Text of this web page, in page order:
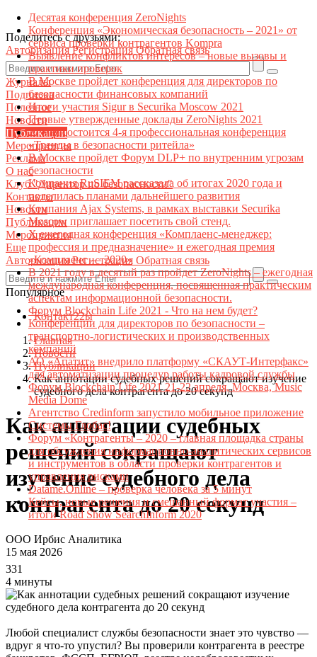
Поделитесь с друзьями:
АвторизацияРегистрацияОбратная связь
Журналы
Подписка
Полезное
Новости
Публикации
Мероприятия
Реклама
О нас
Клуб "Директор по безопасности"
Контакты
Новости
Публикации
Мероприятия
Еще
АвторизацияРегистрация Обратная связь
Популярное
Десятая конференция ZeroNights
Конференция «Экономическая безопасность – 2021» от
сервиса проверки контрагентов Kompra
Выявление конфликтов интересов – новые вызовы и
практики проверок
В Москве пройдет конференция для директоров по
безопасности финансовых компаний
Итоги участия Sigur в Securika Moscow 2021
Первые утвержденные доклады ZeroNights 2021
27 мая состоится 4-я профессиональная конференция
«Тренды в безопасности ритейла»
В Москве пройдет Форум DLP+ по внутренним угрозам
безопасности
Компания RuSIEM рассказала об итогах 2020 года и
поделилась планами дальнейшего развития
Компания Ajax Systems, в рамках выставки Securika
Moscow приглашает посетить свой стенд.
X ежегодная конференция «Комплаенс-менеджер:
профессия и предназначение» и ежегодная премия
«Комплаенс — 2020»
В 2021 году в десятый раз пройдет ZeroNights – ежегодная
международная конференция, посвященная практическим
аспектам информационной безопасности.
Форум Blockchain Life 2021 - Что на нем будет?
Конференции для директоров по безопасности –
транспортно-логистических и производственных
компаний
АО «Апатит» внедрило платформу «СКАУТ-Интерфакс»
для автоматизации процедур работы кадровой службы
Форум Blockchain Life 2021 21-22 апреля, Москва, Music
Media Dome
Агентство Credinform запустило мобильное приложение
Системы Глобас!
Форум «Контрагенты – 2020 – главная площадка страны
для обсуждения информационно-аналитических сервисов
и инструментов в области проверки контрагентов и
управления рисками
Datame.Online – проверка человека за 5 минут
Кейсы, новые решения и смешанный формат участия –
итоги Road Show SearchInform 2020
Контакт22ы
Главная
Новости
Публикации
Как аннотации судебных решений сокращают изучение
судебного дела контрагента до 20 секунд
Как аннотации судебных
решений сокращают
изучение судебного дела
контрагента до 20 секунд
ООО Ирбис Аналитика
15 мая 2026
331
4 минуты
Любой специалист службы безопасности знает это чувство —
вдруг я что-то упустил? Вы проверили контрагента в реестре